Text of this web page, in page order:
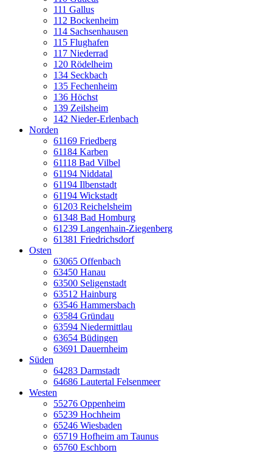
111 Gallus
112 Bockenheim
114 Sachsenhausen
115 Flughafen
117 Niederrad
120 Rödelheim
134 Seckbach
135 Fechenheim
136 Höchst
139 Zeilsheim
142 Nieder-Erlenbach
Norden
61169 Friedberg
61184 Karben
61118 Bad Vilbel
61194 Niddatal
61194 Ilbenstadt
61194 Wickstadt
61203 Reichelsheim
61348 Bad Homburg
61239 Langenhain-Ziegenberg
61381 Friedrichsdorf
Osten
63065 Offenbach
63450 Hanau
63500 Seligenstadt
63512 Hainburg
63546 Hammersbach
63584 Gründau
63594 Niedermittlau
63654 Büdingen
63691 Dauernheim
Süden
64283 Darmstadt
64686 Lautertal Felsenmeer
Westen
55276 Oppenheim
65239 Hochheim
65246 Wiesbaden
65719 Hofheim am Taunus
65760 Eschborn